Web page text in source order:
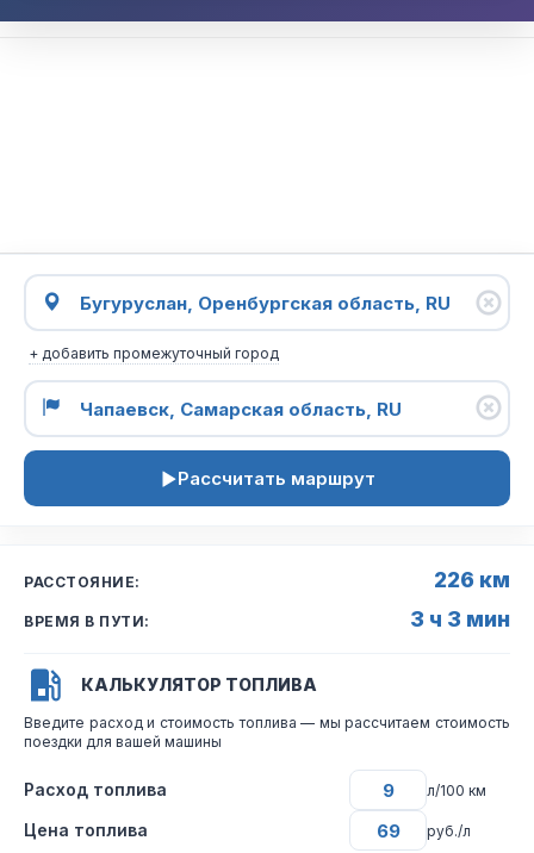
+ добавить промежуточный город
Рассчитать маршрут
РАССТОЯНИЕ: 226 км
ВРЕМЯ В ПУТИ: 3 ч 3 мин
КАЛЬКУЛЯТОР ТОПЛИВА
Введите расход и стоимость топлива — мы рассчитаем стоимость
поездки для вашей машины
Расход топлива л/100 км
Цена топлива руб./л